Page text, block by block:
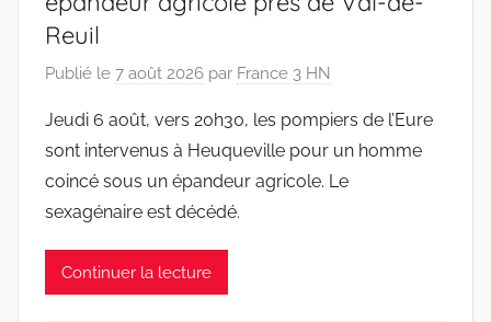
Reuil
Publié le 7 août 2026 par France 3 HN
Jeudi 6 août, vers 20h30, les pompiers de l’Eure
sont intervenus à Heuqueville pour un homme
coincé sous un épandeur agricole. Le
sexagénaire est décédé.
Continuer la lecture